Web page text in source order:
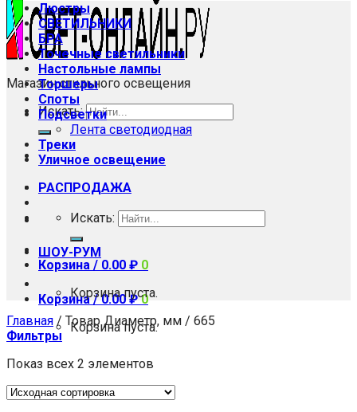
Магазин стильного освещения
Искать:
РАСПРОДАЖА
ШОУ-РУМ
Корзина /0.00₽ 0
Корзина пуста.
Люстры
СВЕТИЛЬНИКИ
БРА
Точечные светильники
Настольные лампы
Торшеры
Споты
Подсветки
Лента светодиодная
Треки
Уличное освещение
Искать:
Корзина / 0.00 ₽ 0
Корзина пуста.
Главная / Товар Диаметр, мм / 665
Фильтры
Показ всех 2 элементов